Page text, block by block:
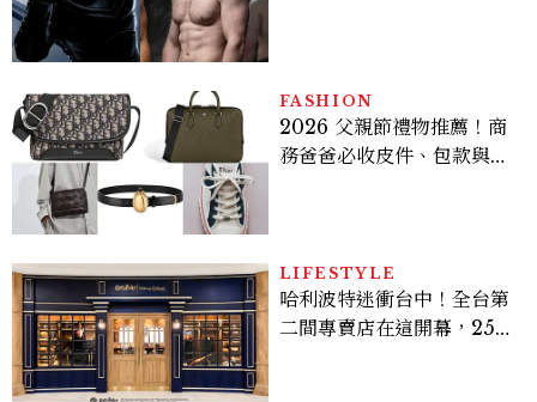
FASHION
2026 父親節禮物推薦！商
務爸爸必收皮件、包款與鞋
LIFESTYLE
哈利波特迷衝台中！全台第
二間專賣店在這開幕，25週